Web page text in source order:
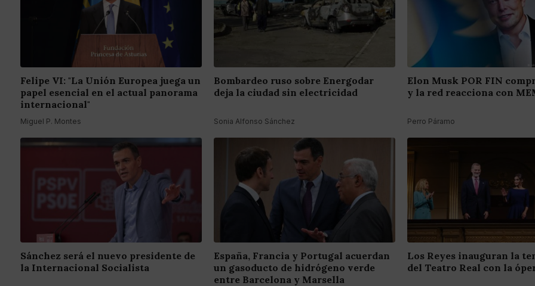
Felipe VI: "La Unión Europea juega un
papel esencial en el actual panorama
internacional"
Miguel P. Montes
Bombardeo ruso sobre Energodar
deja la ciudad sin electricidad
Sonia Alfonso Sánchez
Elon Musk POR FIN
y la red reacciona con
Perro Páramo
Sánchez será el nuevo presidente de
la Internacional Socialista
España, Francia y Portugal acuerdan
un gasoducto de hidrógeno verde
entre Barcelona y Marsella
Los Reyes inauguran la
del Teatro Real con la